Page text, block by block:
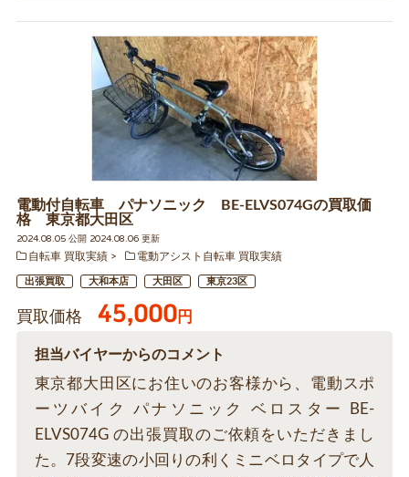
電動付自転車 パナソニック BE-ELVS074Gの買取価
格 東京都大田区
2024.08.05 公開 2024.08.06 更新
自転車 買取実績
電動アシスト自転車 買取実績
出張買取 大和本店 大田区 東京23区
買取価格 45,000円
担当バイヤーからのコメント
東京都大田区にお住いのお客様から、電動スポ
ーツバイク パナソニック ベロスター BE-
ELVS074G の出張買取のご依頼をいただきまし
た。7段変速の小回りの利くミニベロタイプで人